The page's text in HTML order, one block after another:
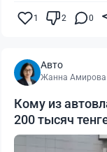
1 2 0
Авто
Жанна Амирова
Кому из
200 тысяч